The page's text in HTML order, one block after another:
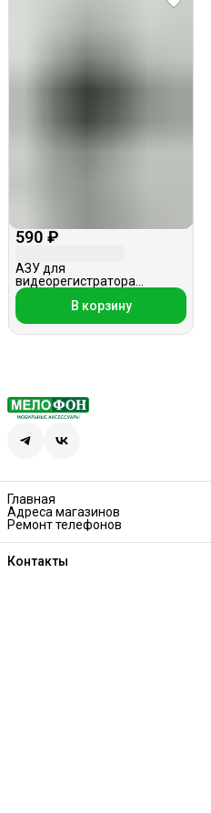
590 ₽
АЗУ для
видеорегистратора
miniUSB+1USB, 1.5м, 2A, 5V,
витой шнурВ корзину
Главная
Адреса магазинов
Ремонт телефонов
Контакты